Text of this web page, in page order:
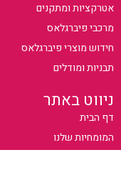
אטרקציות ומתקנים
מרכבי פיברגלאס
חידוש מוצרי פיברגלאס
תבניות ומודלים
ניווט באתר
דף הבית
המומחיות שלנו